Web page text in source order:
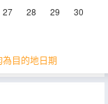
27 28 29 30
目的地日期
和平板電視。這家公寓配備毛巾和床
廣場。蘇丹阿卜杜勒阿齊茲沙阿機場